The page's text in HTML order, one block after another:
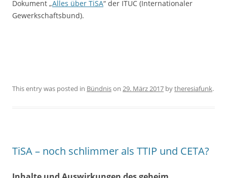
Dokument „Alles über TiSA“ der ITUC (Internationaler
Gewerkschaftsbund).
This entry was posted in Bündnison 29. März 2017 bytheresiafunk.
TiSA – noch schlimmer als TTIP und CETA?